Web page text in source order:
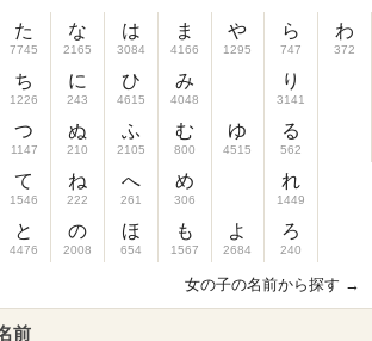
た
7745
ち
1226
つ
1147
て
1546
と
4476
な
2165
に
243
ぬ
210
ね
222
の
2008
は
3084
ひ
4615
ふ
2105
へ
261
ほ
654
ま
4166
み
4048
む
800
め
306
も
1567
や
1295
ゆ
4515
よ
2684
ら
747
り
3141
る
562
れ
1449
ろ
240
わ
372
女の子の名前から探す →
前